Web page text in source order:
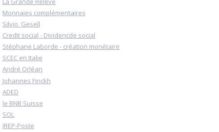
Monnaies complémentaires
Silvio_Gesell
Credit social - Dividencde social
Stéphane Laborde - création monétaire
SCEC en Italie
André Orléan
Johannes Finckh
ADED
le BNB Suisse
SOL
IREP-Poste